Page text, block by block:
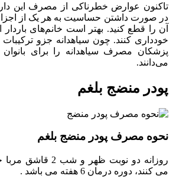
تاکنون عوارض خطرناکی از مصرف این
در صورت داشتن حساسیت به هر یک از
آن را قطع کنید. بهتر است خانم‌های
خودداری کنند. چون سیاهدانه جزو
پزشکان مصرف سیاهدانه را برای بانوان
می‌دانند.
پودر منضج بلغم
نحوه مصرف پودر منضج بلغم
روزانه دو نوبت
می کنند، دوره درمان 6 هفته می باشد .